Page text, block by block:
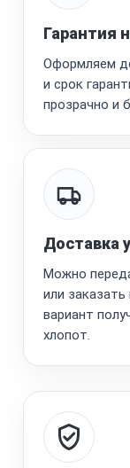
Гарантия
Оформляем
и срок
прозрачно и
Доставка
Можно
или
вариант
хлопот.